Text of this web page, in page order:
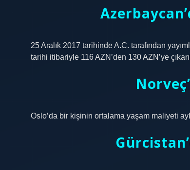
25 Aralık 2017 tarihinde A.C. tarafından
tarihi itibariyle 116 AZN’den 130 AZN’ye
Oslo’da bir kişinin ortalama yaşam maliyeti